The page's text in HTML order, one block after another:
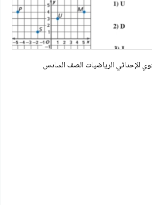
الإحداثي الرياضيات الصف السادس